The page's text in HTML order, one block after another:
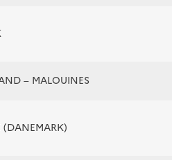
– MALOUINES
(DANEMARK)